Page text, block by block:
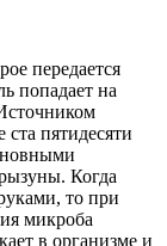
передается
попадает на
ста пятидесяти
Когда
то при
микроба
в организме и